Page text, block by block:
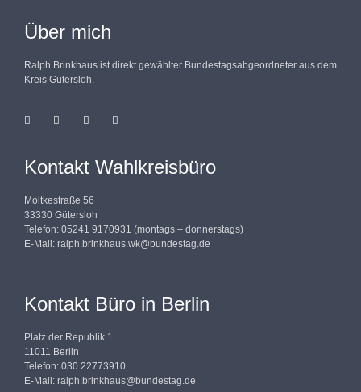
Über mich
Ralph Brinkhaus ist direkt gewählter Bundestagsabgeordneter aus dem
Kreis Gütersloh.
Kontakt Wahlkreisbüro
Moltkestraße 56
33330 Gütersloh
Telefon: 05241 9170931 (montags – donnerstags)
E-Mail: ralph.brinkhaus.wk@bundestag.de
Kontakt Büro in Berlin
Platz der Republik 1
11011 Berlin
Telefon: 030 22773910
E-Mail: ralph.brinkhaus@bundestag.de